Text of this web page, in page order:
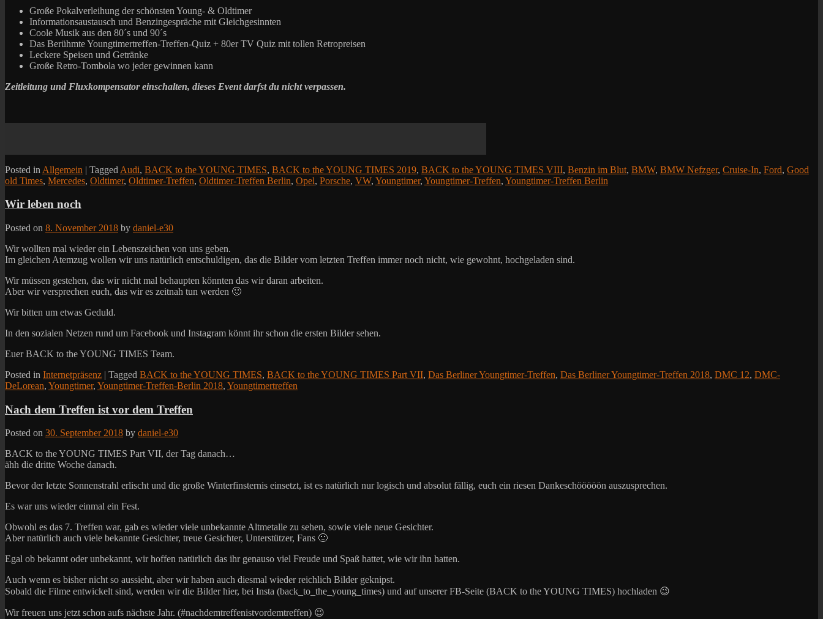
Große Pokalverleihung der schönsten Young- & Oldtimer
Informationsaustausch und Benzingespräche mit Gleichgesinnten
Coole Musik aus den 80´s und 90´s
Das Berühmte Youngtimertreffen-Treffen-Quiz + 80er TV Quiz mit tollen Retropreisen
Leckere Speisen und Getränke
Große Retro-Tombola wo jeder gewinnen kann
Zeitleitung und Fluxkompensator einschalten, dieses Event darfst du nicht verpassen.
Posted in Allgemein | Tagged Audi, BACK to the YOUNG TIMES, BACK to the YOUNG TIMES 2019, BACK to the YOUNG TIMES VIII, Benzin im Blut, BMW, BMW Nefzger, Cruise-In, Ford, Good
old Times, Mercedes, Oldtimer, Oldtimer-Treffen, Oldtimer-Treffen Berlin, Opel, Porsche, VW, Youngtimer, Youngtimer-Treffen, Youngtimer-Treffen Berlin
Wir leben noch
Posted on 8. November 2018 by daniel-e30
Wir wollten mal wieder ein Lebenszeichen von uns geben.
Im gleichen Atemzug wollen wir uns natürlich entschuldigen, das die Bilder vom letzten Treffen immer noch nicht, wie gewohnt, hochgeladen sind.
Wir müssen gestehen, das wir nicht mal behaupten könnten das wir daran arbeiten.
Aber wir versprechen euch, das wir es zeitnah tun werden 🙂
Wir bitten um etwas Geduld.
In den sozialen Netzen rund um Facebook und Instagram könnt ihr schon die ersten Bilder sehen.
Euer BACK to the YOUNG TIMES Team.
Posted in Internetpräsenz | Tagged BACK to the YOUNG TIMES, BACK to the YOUNG TIMES Part VII, Das Berliner Youngtimer-Treffen, Das Berliner Youngtimer-Treffen 2018, DMC 12, DMC-
DeLorean, Youngtimer, Youngtimer-Treffen-Berlin 2018, Youngtimertreffen
Nach dem Treffen ist vor dem Treffen
Posted on 30. September 2018 by daniel-e30
BACK to the YOUNG TIMES Part VII, der Tag danach…
ähh die dritte Woche danach.
Bevor der letzte Sonnenstrahl erlischt und die große Winterfinsternis einsetzt, ist es natürlich nur logisch und absolut fällig, euch ein riesen Dankeschööööön auszusprechen.
Es war uns wieder einmal ein Fest.
Obwohl es das 7. Treffen war, gab es wieder viele unbekannte Altmetalle zu sehen, sowie viele neue Gesichter.
Aber natürlich auch viele bekannte Gesichter, treue Gesichter, Unterstützer, Fans 🙂
Egal ob bekannt oder unbekannt, wir hoffen natürlich das ihr genauso viel Freude und Spaß hattet, wie wir ihn hatten.
Auch wenn es bisher nicht so aussieht, aber wir haben auch diesmal wieder reichlich Bilder geknipst.
Sobald die Filme entwickelt sind, werden wir die Bilder hier, bei Insta (back_to_the_young_times) und auf unserer FB-Seite (BACK to the YOUNG TIMES) hochladen 😉
Wir freuen uns jetzt schon aufs nächste Jahr. (#nachdemtreffenistvordemtreffen) 😉